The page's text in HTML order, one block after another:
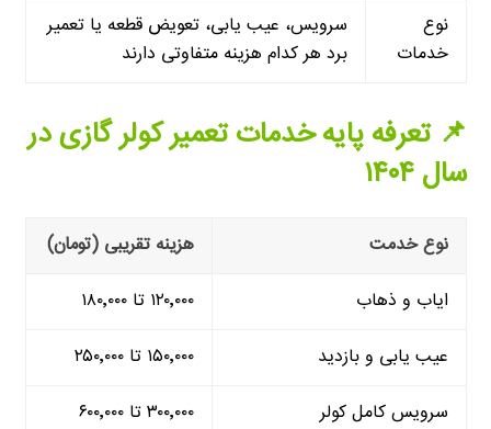
نوع
خدمات
سرویس، عیب یابی، تعویض قطعه یا تعمیر
برد هر کدام هزینه متفاوتی دارند
📌 تعرفه پایه خدمات تعمیر کولر گازی در
سال ۱۴۰۴
نوع خدمت
هزینه تقریبی (تومان)
ایاب و ذهاب
۱۲۰٬۰۰۰ تا ۱۸۰٬۰۰۰
عیب یابی و بازدید
۱۵۰٬۰۰۰ تا ۲۵۰٬۰۰۰
سرویس کامل کولر
۳۰۰٬۰۰۰ تا ۶۰۰٬۰۰۰